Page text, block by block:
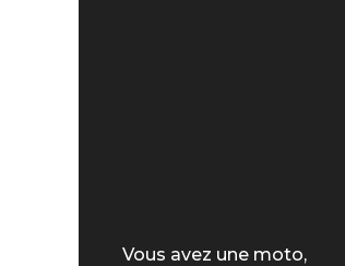
Vous avez une moto,